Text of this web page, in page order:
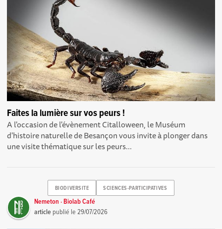
Faites la lumière sur vos peurs !
A l'occasion de l'évènement Citalloween, le Muséum
d'histoire naturelle de Besançon vous invite à plonger dans
une visite thématique sur les peurs...
BIODIVERSITE SCIENCES-PARTICIPATIVES
Nemeton · Biolab Café
article publié le29/07/2026